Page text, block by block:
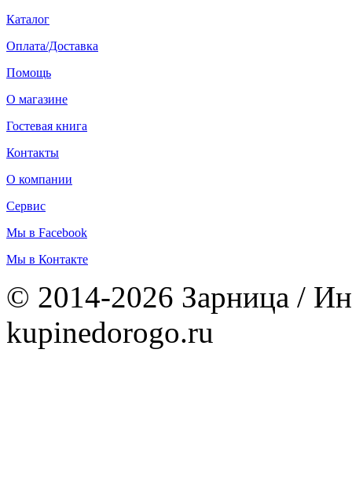
Каталог
Оплата/Доставка
Помощь
О магазине
Гостевая книга
Контакты
О компании
Сервис
Мы в Facebook
Мы в Контакте
© 2014-2026 Зарница /
kupinedorogo.ru